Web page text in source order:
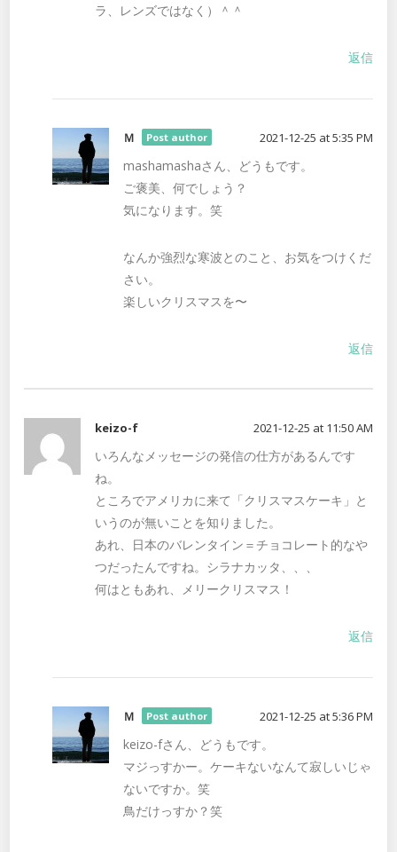
ラ、レンズではなく）＾＾
返信
Ｍ Post author 2021-12-25 at 5:35 PM
mashamashaさん、どうもです。
ご褒美、何でしょう？
気になります。笑
なんか強烈な寒波とのこと、お気をつけくだ
さい。
楽しいクリスマスを〜
返信
keizo-f 2021-12-25 at 11:50 AM
いろんなメッセージの発信の仕方があるんです
ね。
ところでアメリカに来て「クリスマスケーキ」と
いうのが無いことを知りました。
あれ、日本のバレンタイン＝チョコレート的なや
つだったんですね。シラナカッタ、、、
何はともあれ、メリークリスマス！
返信
Ｍ Post author 2021-12-25 at 5:36 PM
keizo-fさん、どうもです。
マジっすかー。ケーキないなんて寂しいじゃ
ないですか。笑
鳥だけっすか？笑